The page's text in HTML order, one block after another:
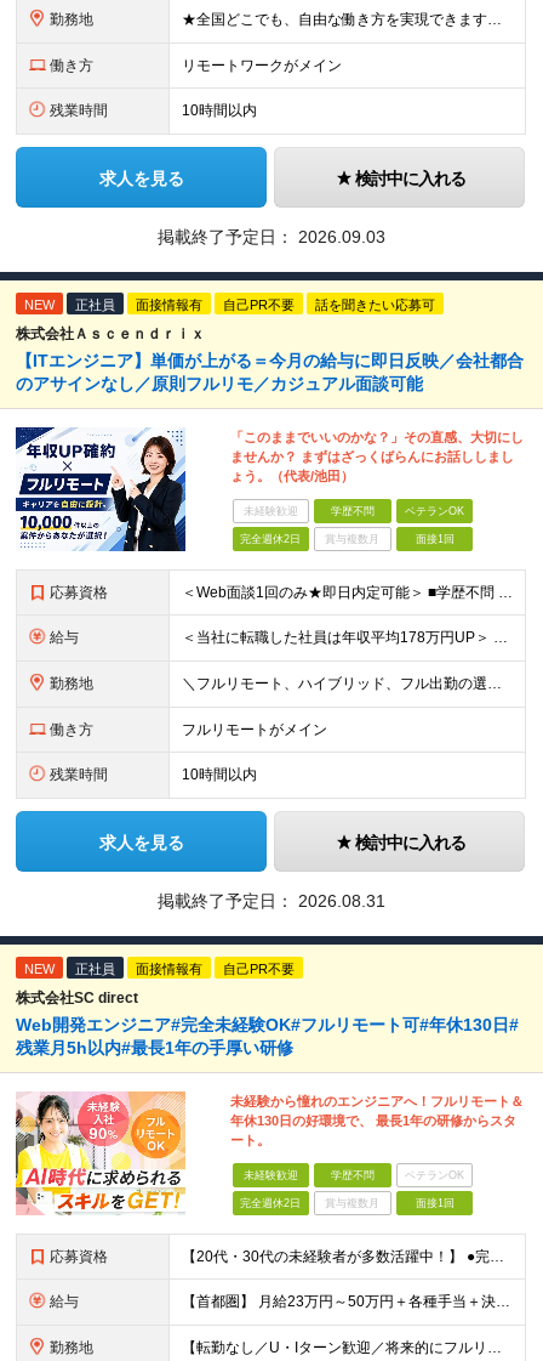
勤務地 ★全国どこでも、自由な働き方を実現できます！ 全国のプロジェクト先やフルリモート環境での勤務も可能です。 ＼自由度の高い働き方、叶えます／ □フルリモートで働きたい □ハイブリットに働きたい □家庭
働き方 リモートワークがメイン
残業時間 10時間以内
求人を見る 検討中に入れる
掲載終了予定日： 2026.09.03
NEW 正社員 面接情報有 自己PR不要 話を聞きたい応募可
株式会社Ａｓｃｅｎｄｒｉｘ
【ITエンジニア】単価が上がる＝今月の給与に即日反映／会社都合
のアサインなし／原則フルリモ／カジュアル面談可能
「このままでいいのかな？」その直感、大切にし
ませんか？ まずはざっくばらんにお話ししまし
ょう。（代表/池田）
未経験歓迎 学歴不問 ベテランOK
完全週休2日 賞与複数月 面接1回
応募資格 ＜Web面談1回のみ★即日内定可能＞ ■学歴不問 ■エンジニアとしての実務経験1年以上 （開発・インフラ・技術・工程など不問）
給与 ＜当社に転職した社員は年収平均178万円UP＞ 月給45万円～120万円＋賞与＋各手当 ※経験・能力などを考慮の上、決定します ※案件の契約内容（月単金など）や昇給、賞与額はすべてシステム上で開示し
勤務地 ＼フルリモート、ハイブリッド、フル出勤の選択可＆帰社日なし／ 【下記エリアを中心とするクライアント先または自宅にて勤務】 ■首都圏：東京・埼玉・千葉・神奈川 ■関西：大阪・兵庫・京都・滋賀・奈良・和
働き方 フルリモートがメイン
残業時間 10時間以内
求人を見る 検討中に入れる
掲載終了予定日： 2026.08.31
NEW 正社員 面接情報有 自己PR不要
株式会社SC direct
Web開発エンジニア#完全未経験OK#フルリモート可#年休130日#
残業月5h以内#最長1年の手厚い研修
未経験から憧れのエンジニアへ！フルリモート＆
年休130日の好環境で、 最長1年の研修からスタ
ート。
未経験歓迎 学歴不問 ベテランOK
完全週休2日 賞与複数月 面接1回
応募資格 【20代・30代の未経験者が多数活躍中！】 ●完全未経験、第二新卒、既卒、フリーターの方大歓迎！ ●学歴・職歴・転職回数・ブランク一切不問 ※34歳までの方（若年層の長期キャリア形成を図るため） ★
給与 【首都圏】 月給23万円～50万円＋各種手当＋決算賞与 【大阪】 月給22万円～50万円＋各種手当＋決算賞与 【愛知】 月給21.5万円～50万円＋各種手当＋決算賞与 【福岡・宮城】 月給20万
勤務地 【転勤なし／U・Iターン歓迎／将来的にフルリモートOK】 本社（新宿区）、大阪支店、名古屋支店または東京都・神奈川県・千葉県・埼玉県・愛知県・大阪府・福岡県をはじめ、全国のプロジェクト先 ※ご希望を